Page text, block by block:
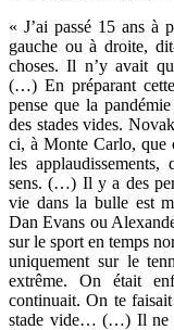
« J’ai passé 15 ans à
gauche ou à droite,
choses. Il n’y avait
(…) En préparant
pense que la
des stades vides.
ci, à Monte Carlo, que
les
sens. (…) Il y a des
vie dans la bulle est
Dan Evans ou
sur le sport en temps
uniquement sur le
extrême. On était
continuait. On te
stade vide… (…) Il ne